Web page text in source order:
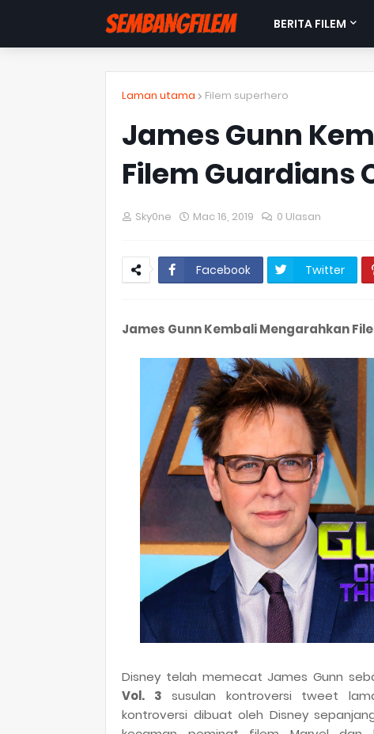
BERITA FILEM
Laman utama Filem superhero
James Gunn
Filem Guardians
Sky0ne Mac 16, 2019 0 Ulasan
Facebook Twitter
James Gunn Kembali Mengarahkan
Disney telah memecat James Gunn
Vol. 3 susulan kontroversi tweet
kontroversi dibuat oleh Disney